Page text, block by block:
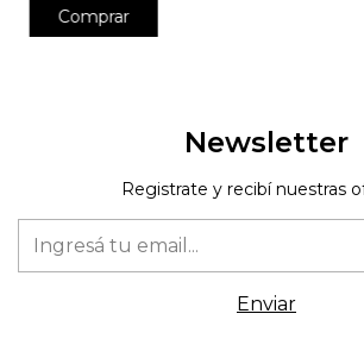
Newsletter
Registrate y recibí nuestras